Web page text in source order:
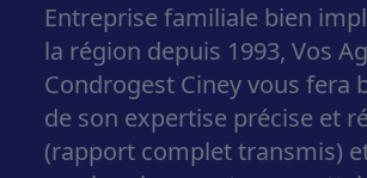
Entreprise familiale bien
la région depuis 1993, Vos
Condrogest Ciney vous fera
de son expertise précise et
(rapport complet transmis)